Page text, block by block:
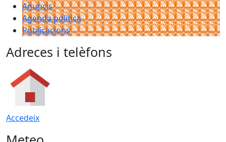
Anuncis
Agenda política
Publicacions
Adreces i telèfons
Accedeix